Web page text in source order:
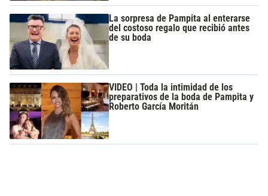
La sorpresa de Pampita al enterarse
del costoso regalo que recibió antes
de su boda
VIDEO | Toda la intimidad de los
preparativos de la boda de Pampita y
Roberto García Moritán